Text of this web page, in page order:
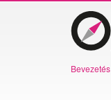
Bevezetés